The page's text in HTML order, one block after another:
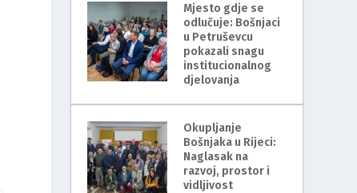
Mjesto gdje se
odlučuje: Bošnjaci
u Petruševcu
pokazali snagu
institucionalnog
djelovanja
Okupljanje
Bošnjaka u Rijeci:
Naglasak na
razvoj, prostor i
vidljivost